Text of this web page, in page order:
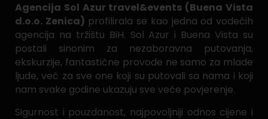
Agencija Sol Azur travel&events (Buena Vista
d.o.o. Zenica) profilirala se kao jedna od vodećih
agencija na tržištu BiH. Sol Azur i Buena Vista su
postali sinonim za nezaboravna putovanja,
ekskurzije, fantastične provode ne samo za mlade
ljude, već za sve one koji su putovali sa nama i koji
nam svake godine ukazuju sve veće povjerenje.
Sigurnost i pouzdanost, najpovoljniji odnos cijene i